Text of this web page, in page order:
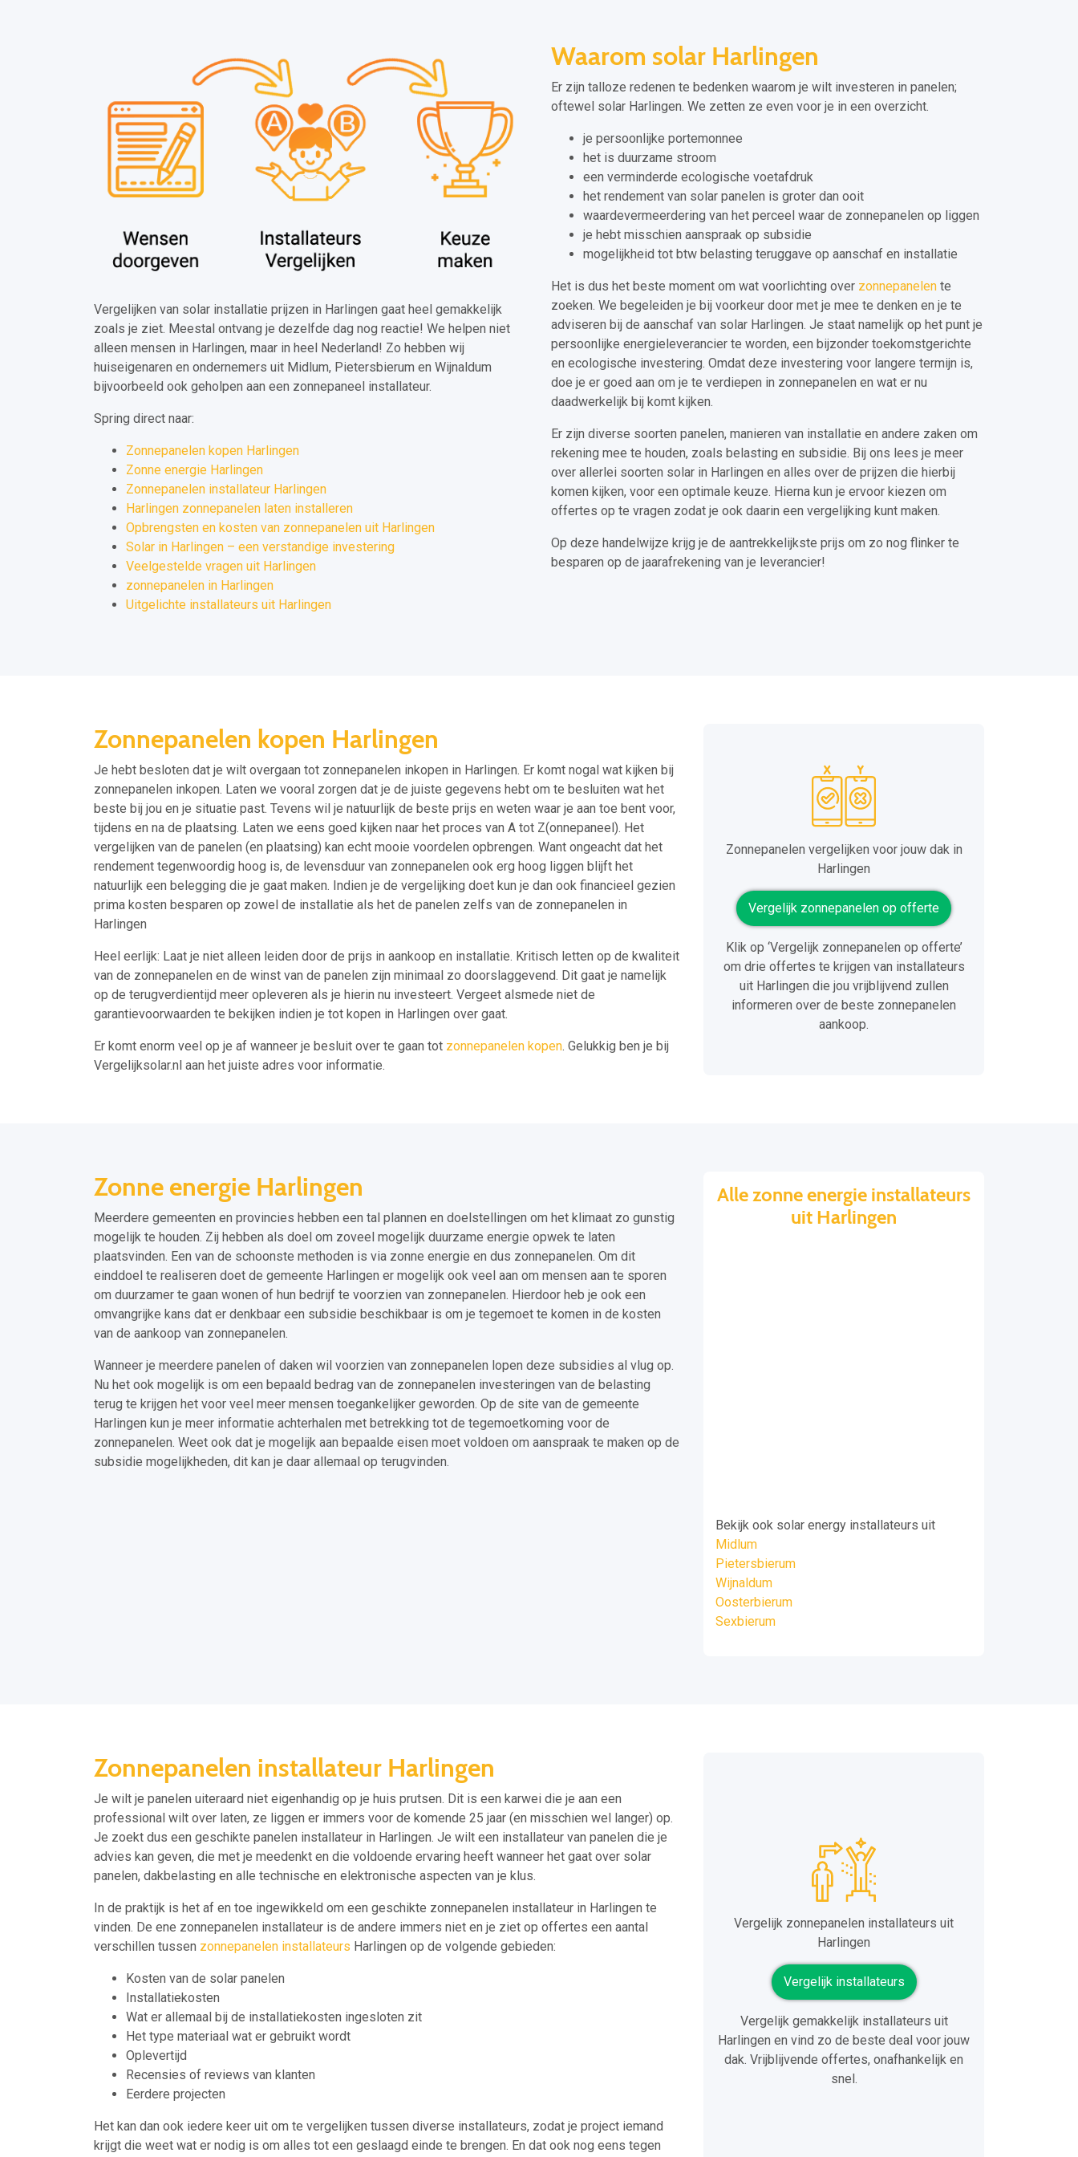
Vergelijken van solar installatie prijzen in Harlingen gaat heel gemakkelijk
zoals je ziet. Meestal ontvang je dezelfde dag nog reactie! We helpen niet
alleen mensen in Harlingen, maar in heel Nederland! Zo hebben wij
huiseigenaren en ondernemers uit Midlum, Pietersbierum en Wijnaldum
bijvoorbeeld ook geholpen aan een zonnepaneel installateur.
Spring direct naar:
Zonnepanelen kopen Harlingen
Zonne energie Harlingen
Zonnepanelen installateur Harlingen
Harlingen zonnepanelen laten installeren
Opbrengsten en kosten van zonnepanelen uit Harlingen
Solar in Harlingen – een verstandige investering
Veelgestelde vragen uit Harlingen
zonnepanelen in Harlingen
Uitgelichte installateurs uit Harlingen
Waarom solar Harlingen
Er zijn talloze redenen te bedenken waarom je wilt investeren in panelen;
oftewel solar Harlingen. We zetten ze even voor je in een overzicht.
je persoonlijke portemonnee
het is duurzame stroom
een verminderde ecologische voetafdruk
het rendement van solar panelen is groter dan ooit
waardevermeerdering van het perceel waar de zonnepanelen op liggen
je hebt misschien aanspraak op subsidie
mogelijkheid tot btw belasting teruggave op aanschaf en installatie
Het is dus het beste moment om wat voorlichting over zonnepanelen te
zoeken. We begeleiden je bij voorkeur door met je mee te denken en je te
adviseren bij de aanschaf van solar Harlingen. Je staat namelijk op het punt je
persoonlijke energieleverancier te worden, een bijzonder toekomstgerichte
en ecologische investering. Omdat deze investering voor langere termijn is,
doe je er goed aan om je te verdiepen in zonnepanelen en wat er nu
daadwerkelijk bij komt kijken.
Er zijn diverse soorten panelen, manieren van installatie en andere zaken om
rekening mee te houden, zoals belasting en subsidie. Bij ons lees je meer
over allerlei soorten solar in Harlingen en alles over de prijzen die hierbij
komen kijken, voor een optimale keuze. Hierna kun je ervoor kiezen om
offertes op te vragen zodat je ook daarin een vergelijking kunt maken.
Op deze handelwijze krijg je de aantrekkelijkste prijs om zo nog flinker te
besparen op de jaarafrekening van je leverancier!
Zonnepanelen kopen Harlingen
Je hebt besloten dat je wilt overgaan tot zonnepanelen inkopen in Harlingen. Er komt nogal wat kijken bij
zonnepanelen inkopen. Laten we vooral zorgen dat je de juiste gegevens hebt om te besluiten wat het
beste bij jou en je situatie past. Tevens wil je natuurlijk de beste prijs en weten waar je aan toe bent voor,
tijdens en na de plaatsing. Laten we eens goed kijken naar het proces van A tot Z(onnepaneel). Het
vergelijken van de panelen (en plaatsing) kan echt mooie voordelen opbrengen. Want ongeacht dat het
rendement tegenwoordig hoog is, de levensduur van zonnepanelen ook erg hoog liggen blijft het
natuurlijk een belegging die je gaat maken. Indien je de vergelijking doet kun je dan ook financieel gezien
prima kosten besparen op zowel de installatie als het de panelen zelfs van de zonnepanelen in
Harlingen
Heel eerlijk: Laat je niet alleen leiden door de prijs in aankoop en installatie. Kritisch letten op de kwaliteit
van de zonnepanelen en de winst van de panelen zijn minimaal zo doorslaggevend. Dit gaat je namelijk
op de terugverdientijd meer opleveren als je hierin nu investeert. Vergeet alsmede niet de
garantievoorwaarden te bekijken indien je tot kopen in Harlingen over gaat.
Er komt enorm veel op je af wanneer je besluit over te gaan tot zonnepanelen kopen. Gelukkig ben je bij
Vergelijksolar.nl aan het juiste adres voor informatie.
Zonnepanelen vergelijken voor jouw dak in
Harlingen
Vergelijk zonnepanelen op offerte
Klik op ‘Vergelijk zonnepanelen op offerte’
om drie offertes te krijgen van installateurs
uit Harlingen die jou vrijblijvend zullen
informeren over de beste zonnepanelen
aankoop.
Zonne energie Harlingen
Meerdere gemeenten en provincies hebben een tal plannen en doelstellingen om het klimaat zo gunstig
mogelijk te houden. Zij hebben als doel om zoveel mogelijk duurzame energie opwek te laten
plaatsvinden. Een van de schoonste methoden is via zonne energie en dus zonnepanelen. Om dit
einddoel te realiseren doet de gemeente Harlingen er mogelijk ook veel aan om mensen aan te sporen
om duurzamer te gaan wonen of hun bedrijf te voorzien van zonnepanelen. Hierdoor heb je ook een
omvangrijke kans dat er denkbaar een subsidie beschikbaar is om je tegemoet te komen in de kosten
van de aankoop van zonnepanelen.
Wanneer je meerdere panelen of daken wil voorzien van zonnepanelen lopen deze subsidies al vlug op.
Nu het ook mogelijk is om een bepaald bedrag van de zonnepanelen investeringen van de belasting
terug te krijgen het voor veel meer mensen toegankelijker geworden. Op de site van de gemeente
Harlingen kun je meer informatie achterhalen met betrekking tot de tegemoetkoming voor de
zonnepanelen. Weet ook dat je mogelijk aan bepaalde eisen moet voldoen om aanspraak te maken op de
subsidie mogelijkheden, dit kan je daar allemaal op terugvinden.
Alle zonne energie installateurs
uit Harlingen
Bekijk ook solar energy installateurs uit
Midlum
Pietersbierum
Wijnaldum
Oosterbierum
Sexbierum
Zonnepanelen installateur Harlingen
Je wilt je panelen uiteraard niet eigenhandig op je huis prutsen. Dit is een karwei die je aan een
professional wilt over laten, ze liggen er immers voor de komende 25 jaar (en misschien wel langer) op.
Je zoekt dus een geschikte panelen installateur in Harlingen. Je wilt een installateur van panelen die je
advies kan geven, die met je meedenkt en die voldoende ervaring heeft wanneer het gaat over solar
panelen, dakbelasting en alle technische en elektronische aspecten van je klus.
In de praktijk is het af en toe ingewikkeld om een geschikte zonnepanelen installateur in Harlingen te
vinden. De ene zonnepanelen installateur is de andere immers niet en je ziet op offertes een aantal
verschillen tussen zonnepanelen installateurs Harlingen op de volgende gebieden:
Kosten van de solar panelen
Installatiekosten
Wat er allemaal bij de installatiekosten ingesloten zit
Het type materiaal wat er gebruikt wordt
Oplevertijd
Recensies of reviews van klanten
Eerdere projecten
Het kan dan ook iedere keer uit om te vergelijken tussen diverse installateurs, zodat je project iemand
krijgt die weet wat er nodig is om alles tot een geslaagd einde te brengen. En dat ook nog eens tegen
Vergelijk zonnepanelen installateurs uit
Harlingen
Vergelijk installateurs
Vergelijk gemakkelijk installateurs uit
Harlingen en vind zo de beste deal voor jouw
dak. Vrijblijvende offertes, onafhankelijk en
snel.